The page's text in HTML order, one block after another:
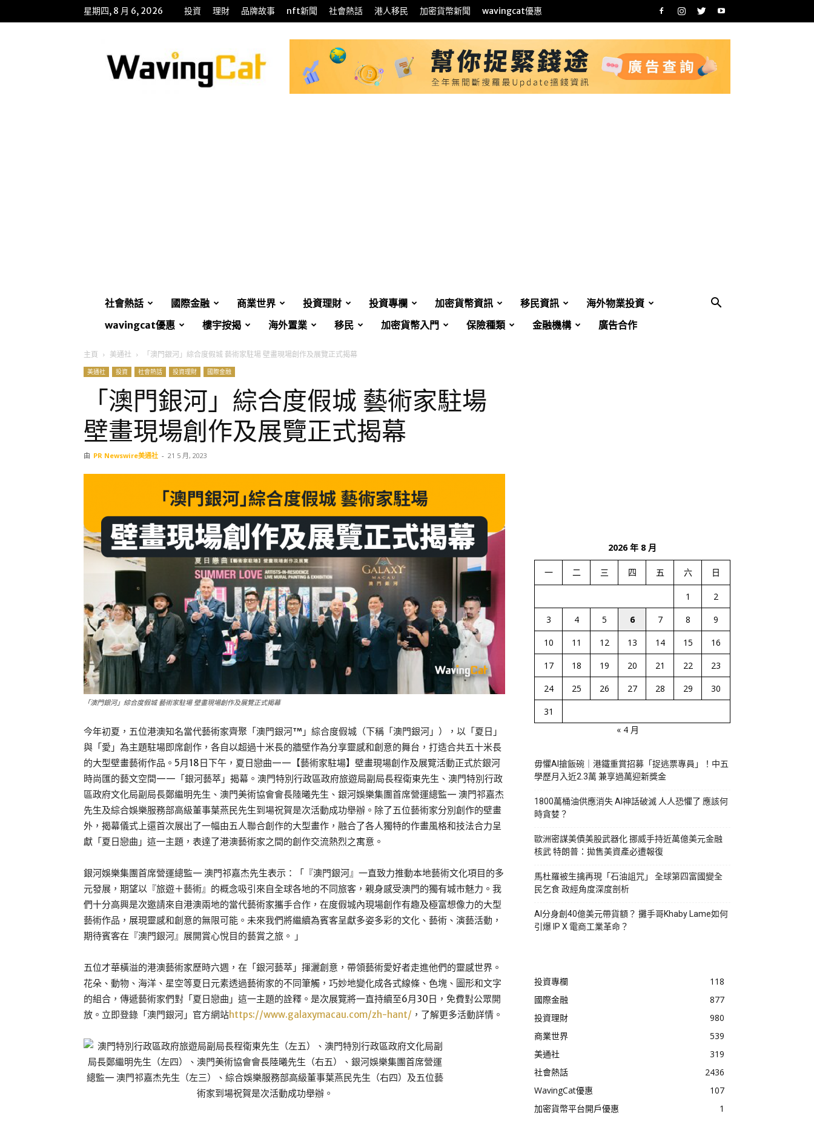
星期四, 8 月 6, 2026 投資 理財 品牌故事 nft新聞 社會熱話 港人移民 加密貨幣新聞 wavingcat優惠
招
財
貓
社會熱話 國際金融 商業世界 投資理財 投資專欄 加密貨幣資訊 移民資訊
海外物業投資
wavingcat優惠
樓宇按揭 海外置業 移民 加密貨幣入門 保險種類 金融機構 廣告合作
主頁 美通社 「澳門銀河」綜合度假城 藝術家駐場 壁畫現場創作及展覽正式揭幕
美通社 投資 社會熱話 投資理財 國際金融
「澳門銀河」綜合度假城 藝術家駐場
壁畫現場創作及展覽正式揭幕
由 PR Newswire美通社 - 21 5 月, 2023
「澳門銀河」綜合度假城 藝術家駐場 壁畫現場創作及展覽正式揭幕
今年初夏，五位港澳知名當代藝術家齊聚「澳門銀河™」綜合度假城（下稱「澳門銀河」），以「夏日」
與「愛」為主題駐場即席創作，各自以超過十米長的牆壁作為分享靈感和創意的舞台，打造合共五十米長
的大型壁畫藝術作品。5月18日下午，夏日戀曲——【藝術家駐場】壁畫現場創作及展覽活動正式於銀河
時尚匯的藝文空間——「銀河藝萃」揭幕。澳門特別行政區政府旅遊局副局長程衛東先生、澳門特別行政
區政府文化局副局長鄭繼明先生、澳門美術協會會長陸曦先生、銀河娛樂集團首席營運總監— 澳門祁嘉杰
先生及綜合娛樂服務部高級董事葉燕民先生到場祝賀是次活動成功舉辦。除了五位藝術家分別創作的壁畫
外，揭幕儀式上還首次展出了一幅由五人聯合創作的大型畫作，融合了各人獨特的作畫風格和技法合力呈
獻「夏日戀曲」這一主題，表達了港澳藝術家之間的創作交流熱烈之寓意。
銀河娛樂集團首席營運總監— 澳門祁嘉杰先生表示：「『澳門銀河』一直致力推動本地藝術文化項目的多
元發展，期望以『旅遊＋藝術』的概念吸引來自全球各地的不同旅客，親身感受澳門的獨有城市魅力。我
們十分高興是次邀請來自港澳兩地的當代藝術家攜手合作，在度假城內現場創作有趣及極富想像力的大型
藝術作品，展現靈感和創意的無限可能。未來我們將繼續為賓客呈獻多姿多彩的文化、藝術、演藝活動，
期待賓客在『澳門銀河』展開賞心悅目的藝賞之旅。 」
五位才華橫溢的港澳藝術家歷時六週，在「銀河藝萃」揮灑創意，帶領藝術愛好者走進他們的靈感世界。
花朵、動物、海洋、星空等夏日元素透過藝術家的不同筆觸，巧妙地變化成各式線條、色塊、圖形和文字
的組合，傳遞藝術家們對「夏日戀曲」這一主題的詮釋。是次展覽將一直持續至6月30日，免費對公眾開
放。立即登錄「澳門銀河」官方網站https://www.galaxymacau.com/zh-hant/ ，了解更多活動詳情。
2026 年 8 月
一 二 三 四 五 六 日
1
2
3
4 5 6 7 8
9
10
11 12 13 14 15
16
17
18 19 20 21 22
23
24
25 26 27 28 29
30
31
« 4 月
毋懼AI搶飯碗｜港鐵重賞招募「捉逃票專員」！中五
學歷月入近2.3萬 兼享過萬迎新獎金
1800萬桶油供應消失 AI神話破滅 人人恐懼了 應該何
時貪婪？
歐洲密謀美債美股武器化 挪威手持近萬億美元金融
核武 特朗普：拋售美資產必遭報復
馬杜羅被生擒再現「石油詛咒」 全球第四富國變全
民乞食 政經角度深度剖析
AI分身創40億美元帶貨額？ 攤手哥Khaby Lame如何
引爆 IP X 電商工業革命？
投資專欄
118
國際金融
877
投資理財
980
商業世界
539
美通社
319
社會熱話
2436
WavingCat優惠
107
加密貨幣平台開戶優惠
1